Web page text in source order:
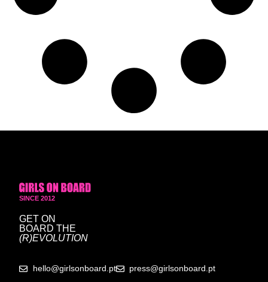
SINCE 2012
GET ON
BOARD THE
(R)EVOLUTION
hello@girlsonboard.pt press@girlsonboard.pt